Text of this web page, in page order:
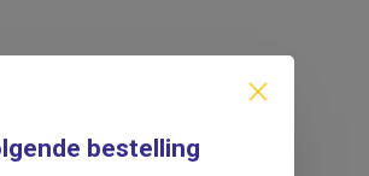
bestelling